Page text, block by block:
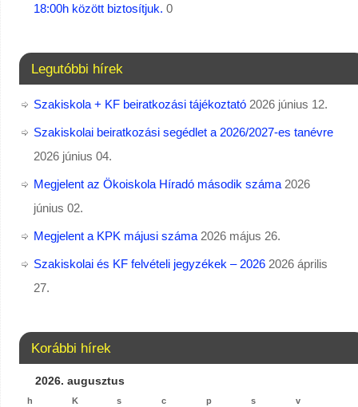
18:00h között biztosítjuk. 0
Legutóbbi hírek
Szakiskola + KF beiratkozási tájékoztató 2026 június 12.
Szakiskolai beiratkozási segédlet a 2026/2027-es tanévre
2026 június 04.
Megjelent az Ökoiskola Híradó második száma 2026
június 02.
Megjelent a KPK májusi száma 2026 május 26.
Szakiskolai és KF felvételi jegyzékek – 2026 2026 április
27.
Korábbi hírek
2026. augusztus
h K s c p s v